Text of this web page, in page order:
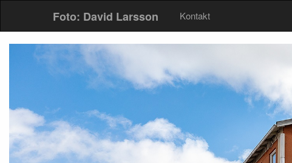
Foto: David Larsson Kontakt